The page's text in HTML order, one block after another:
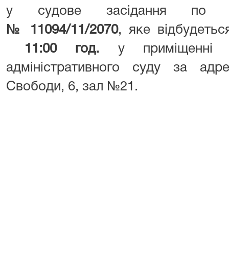
у судове засідання по
№ 11094/11/2070, яке
11:00 год. у приміщенні
адміністративного суду за
Свободи, 6, зал №21.